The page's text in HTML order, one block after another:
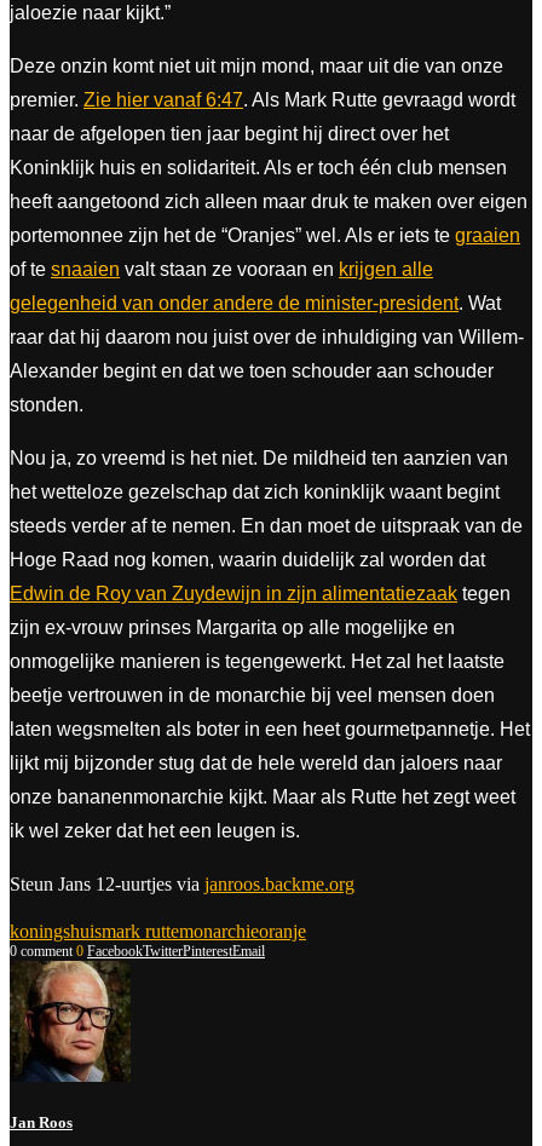
jaloezie naar kijkt.”
Deze onzin komt niet uit mijn mond, maar uit die van onze
premier. Zie hier vanaf 6:47. Als Mark Rutte gevraagd wordt
naar de afgelopen tien jaar begint hij direct over het
Koninklijk huis en solidariteit. Als er toch één club mensen
heeft aangetoond zich alleen maar druk te maken over eigen
portemonnee zijn het de “Oranjes” wel. Als er iets te graaien
of te snaaien valt staan ze vooraan en krijgen alle
gelegenheid van onder andere de minister-president. Wat
raar dat hij daarom nou juist over de inhuldiging van Willem-
Alexander begint en dat we toen schouder aan schouder
stonden.
Nou ja, zo vreemd is het niet. De mildheid ten aanzien van
het wetteloze gezelschap dat zich koninklijk waant begint
steeds verder af te nemen. En dan moet de uitspraak van de
Hoge Raad nog komen, waarin duidelijk zal worden dat
Edwin de Roy van Zuydewijn in zijn alimentatiezaak tegen
zijn ex-vrouw prinses Margarita op alle mogelijke en
onmogelijke manieren is tegengewerkt. Het zal het laatste
beetje vertrouwen in de monarchie bij veel mensen doen
laten wegsmelten als boter in een heet gourmetpannetje. Het
lijkt mij bijzonder stug dat de hele wereld dan jaloers naar
onze bananenmonarchie kijkt. Maar als Rutte het zegt weet
ik wel zeker dat het een leugen is.
Steun Jans 12-uurtjes via janroos.backme.org
koningshuismark ruttemonarchieoranje
0 comment 0 FacebookTwitterPinterestEmail
Jan Roos